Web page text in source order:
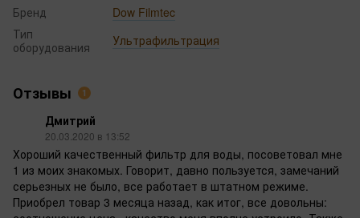
Бренд
Dow Filmtec
Тип
оборудования
Ультрафильтрация
Отзывы 1
Дмитрий
20.03.2020 в 13:52
Хороший качественный фильтр для воды, посоветовал мне
1 из моих знакомых. Говорит, давно пользуется, замечаний
серьезных не было, все работает в штатном режиме.
Приобрел товар 3 месяца назад, как итог, все довольны: